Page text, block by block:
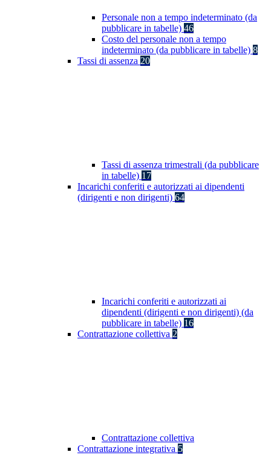
Personale non a tempo indeterminato (da
pubblicare in tabelle) 46
Costo del personale non a tempo
indeterminato (da pubblicare in tabelle) 8
Tassi di assenza 20
Tassi di assenza trimestrali (da pubblicare
in tabelle) 17
Incarichi conferiti e autorizzati ai dipendenti
(dirigenti e non dirigenti) 64
Incarichi conferiti e autorizzati ai
dipendenti (dirigenti e non dirigenti) (da
pubblicare in tabelle) 16
Contrattazione collettiva 2
Contrattazione collettiva
Contrattazione integrativa 5